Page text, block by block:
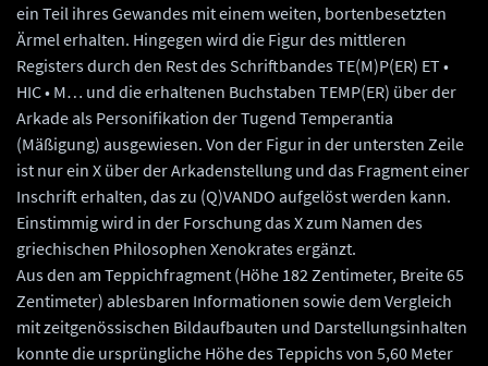
ein Teil ihres Gewandes mit einem weiten, bortenbesetzten
Ärmel erhalten. Hingegen wird die Figur des mittleren
Registers durch den Rest des Schriftbandes TE(M)P(ER) ET •
HIC • M… und die erhaltenen Buchstaben TEMP(ER) über der
Arkade als Personifikation der Tugend Temperantia
(Mäßigung) ausgewiesen. Von der Figur in der untersten Zeile
ist nur ein X über der Arkadenstellung und das Fragment einer
Inschrift erhalten, das zu (Q)VANDO aufgelöst werden kann.
Einstimmig wird in der Forschung das X zum Namen des
griechischen Philosophen Xenokrates ergänzt.
Aus den am Teppichfragment (Höhe 182 Zentimeter, Breite 65
Zentimeter) ablesbaren Informationen sowie dem Vergleich
mit zeitgenössischen Bildaufbauten und Darstellungsinhalten
konnte die ursprüngliche Höhe des Teppichs von 5,60 Meter